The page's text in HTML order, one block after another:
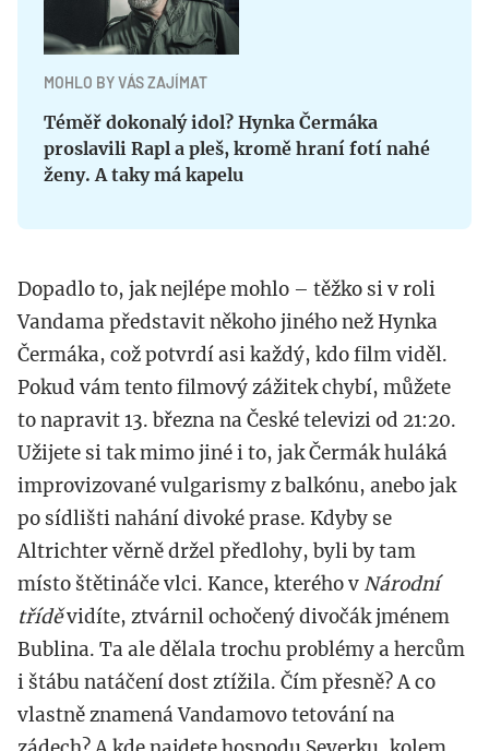
MOHLO BY VÁS ZAJÍMAT
Téměř dokonalý idol? Hynka Čermáka
proslavili Rapl a pleš, kromě hraní fotí nahé
ženy. A taky má kapelu
Dopadlo to, jak nejlépe mohlo – těžko si v roli
Vandama představit někoho jiného než Hynka
Čermáka, což potvrdí asi každý, kdo film viděl.
Pokud vám tento filmový zážitek chybí, můžete
to napravit 13. března na České televizi od 21:20.
Užijete si tak mimo jiné i to, jak Čermák huláká
improvizované vulgarismy z balkónu, anebo jak
po sídlišti nahání divoké prase. Kdyby se
Altrichter věrně držel předlohy, byli by tam
místo štětináče vlci. Kance, kterého v Národní
tříděvidíte, ztvárnil ochočený divočák jménem
Bublina. Ta ale dělala trochu problémy a hercům
i štábu natáčení dost ztížila. Čím přesně? A co
vlastně znamená Vandamovo tetování na